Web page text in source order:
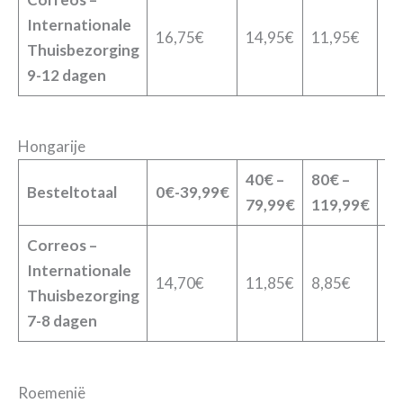
Internationale
Thuisbezorging
9-12 dagen
16,75€ 14,95€ 11,95€
Hongarije
Besteltotaal 0€-39,99€
40€ –
79,99€
80€ –
119,99€
Correos –
Internationale
Thuisbezorging
7-8 dagen
14,70€ 11,85€ 8,85€
Roemenië